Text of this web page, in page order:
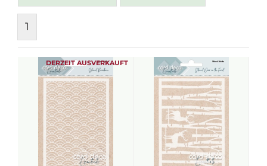
1
DERZEIT AUSVERKAUFT